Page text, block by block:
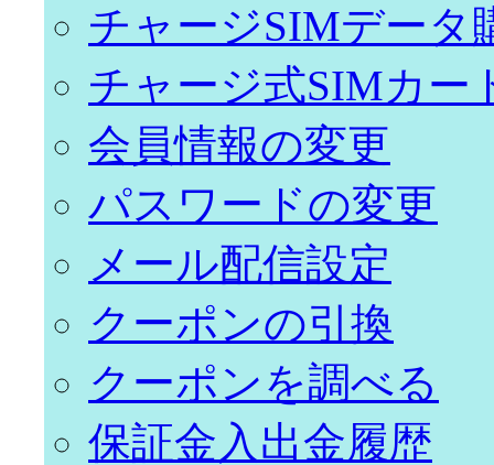
チャージSIMデータ
チャージ式SIMカー
会員情報の変更
パスワードの変更
メール配信設定
クーポンの引換
クーポンを調べる
保証金入出金履歴